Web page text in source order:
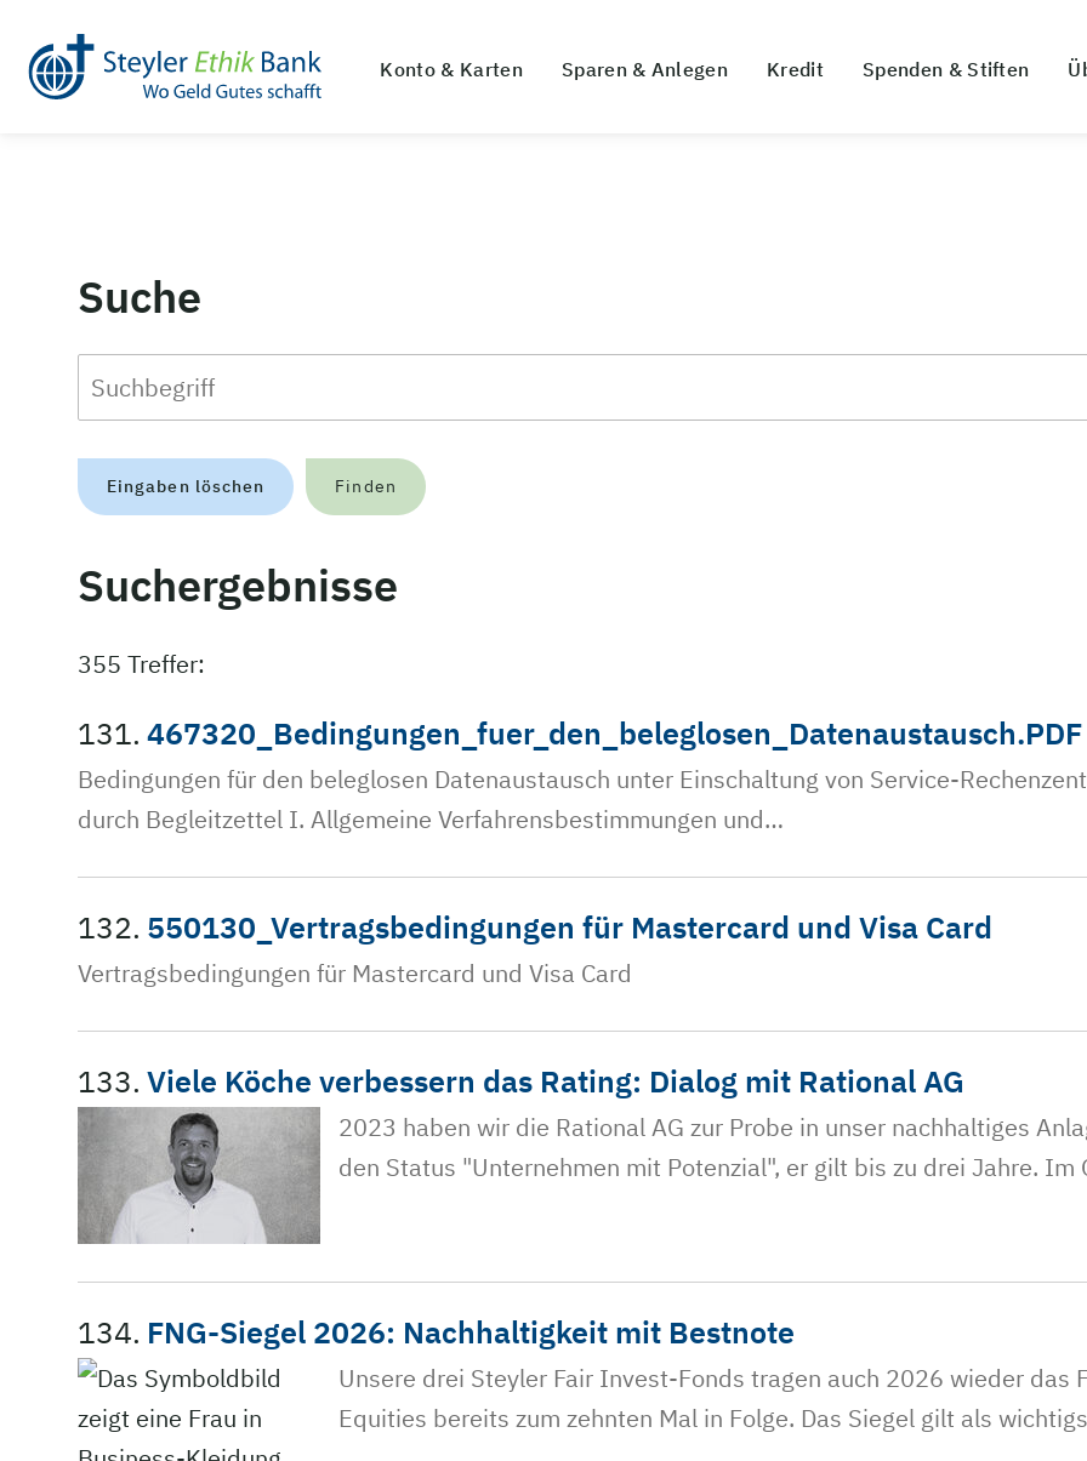
Konto & Karten Sparen & Anlegen Kredit Spenden & Stiften
Suche
Eingaben löschen Finden
Suchergebnisse
355 Treffer:
131. 467320_Bedingungen_fuer_den_beleglosen_Datenaustausch.PDF
Bedingungen für den beleglosen Datenaustausch unter Einschaltung von Service-
durch Begleitzettel I. Allgemeine Verfahrensbestimmungen und…
132. 550130_Vertragsbedingungen für Mastercard und Visa Card
Vertragsbedingungen für Mastercard und Visa Card
133. Viele Köche verbessern das Rating: Dialog mit Rational AG
2023 haben wir die Rational AG zur Probe in unser nachhaltiges
den Status "Unternehmen mit Potenzial", er gilt bis zu drei Jahre.
134. FNG-Siegel 2026: Nachhaltigkeit mit Bestnote
Unsere drei Steyler Fair Invest-Fonds tragen auch 2026 wieder das
Equities bereits zum zehnten Mal in Folge. Das Siegel gilt als